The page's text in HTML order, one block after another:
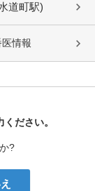
道町駅)
情報
ださい。
?